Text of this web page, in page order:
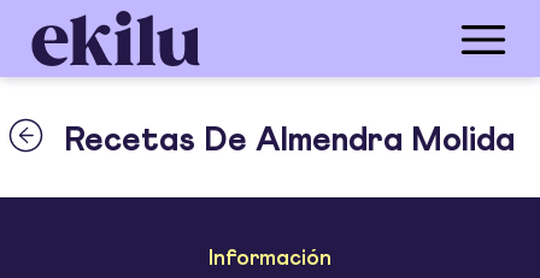
Recetas De Almendra Molida
Información